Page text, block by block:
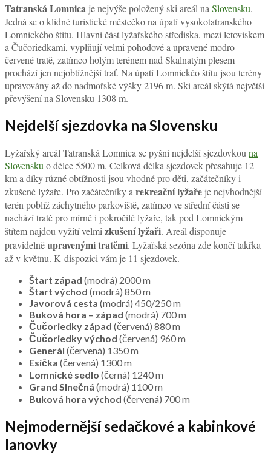
Tatranská Lomnica je nejvýše položený ski areál na Slovensku.
Jedná se o klidné turistické městečko na úpatí vysokotatranského
Lomnického štítu. Hlavní část lyžařského střediska, mezi letoviskem
a Čučoriedkami, vyplňují velmi pohodové a upravené modro-
červené tratě, zatímco holým terénem nad Skalnatým plesem
prochází jen nejobtížnější trať. Na úpatí Lomnickéo štítu jsou terény
upravovány až do nadmořské výšky 2196 m. Ski areál skýtá největší
převýšení na Slovensku 1308 m.
Nejdelší sjezdovka na Slovensku
Lyžařský areál Tatranská Lomnica se pyšní nejdelší sjezdovkou na
Slovensku o délce 5500 m. Celková délka sjezdovek přesahuje 12
km a díky různé obtížnosti jsou vhodné pro děti, začátečníky i
zkušené lyžaře. Pro začátečníky a rekreační lyžaře je nejvhodnější
terén poblíž záchytného parkoviště, zatímco ve střední části se
nachází tratě pro mírně i pokročilé lyžaře, tak pod Lomnickým
štítem najdou vyžití velmi zkušení lyžaři. Areál disponuje
pravidelněupravenými tratěmi. Lyžařská sezóna zde končí takřka
až v květnu. K dispozici vám je 11 sjezdovek.
Štart západ (modrá) 2000 m
Štart východ (modrá) 850 m
Javorová cesta (modrá) 450/250 m
Buková hora – západ (modrá) 700 m
Čučoriedky západ (červená) 880 m
Čučoriedky východ (červená) 960 m
Generál (červená) 1350 m
Esíčka (červená) 1300 m
Lomnické sedlo (černá) 1240 m
Grand Slnečná (modrá) 1100 m
Buková hora východ (červená) 700 m
Nejmodernější sedačkové a kabinkové
lanovky